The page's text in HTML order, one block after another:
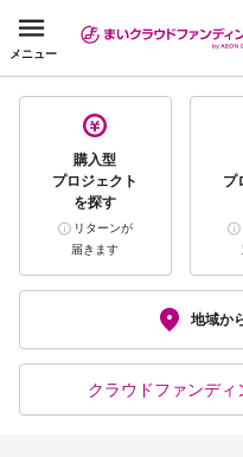
メニュー
購入型
プロジェクト
を探す
リターンが
届きます
プ
地域か
クラウドファンディ